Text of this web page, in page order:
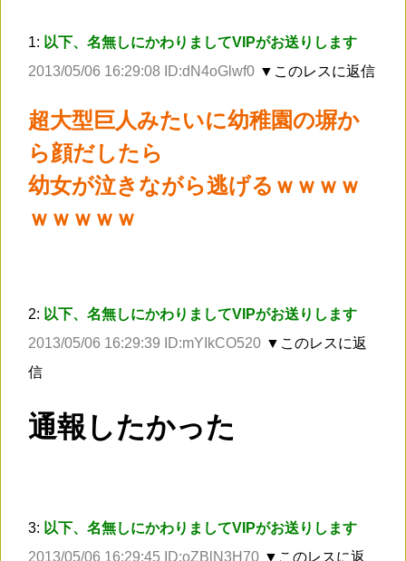
1: 以下、名無しにかわりましてVIPがお送りします
2013/05/06 16:29:08 ID:dN4oGlwf0 ▼このレスに返信
超大型巨人みたいに幼稚園の塀か
ら顔だしたら
幼女が泣きながら逃げるｗｗｗｗ
ｗｗｗｗｗ
2: 以下、名無しにかわりましてVIPがお送りします
2013/05/06 16:29:39 ID:mYIkCO520 ▼このレスに返
信
通報したかった
3: 以下、名無しにかわりましてVIPがお送りします
2013/05/06 16:29:45 ID:oZBlN3H70 ▼このレスに返